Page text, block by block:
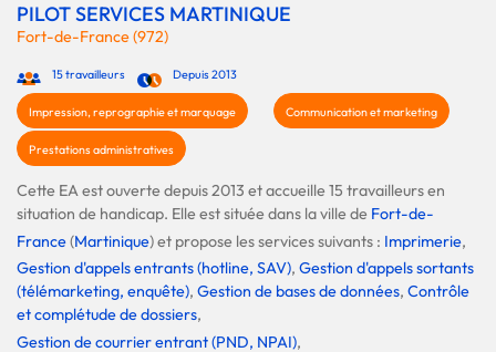
PILOT SERVICES MARTINIQUE
Fort-de-France (972)
15 travailleurs Depuis 2013
Impression, reprographie et marquage Communication et marketing
Prestations administratives
Cette EA est ouverte depuis 2013 et accueille 15 travailleurs en
situation de handicap. Elle est située dans la ville de Fort-de-
France(Martinique) et propose les services suivants : Imprimerie,
Gestion d'appels entrants (hotline, SAV), Gestion d'appels sortants
(télémarketing, enquête), Gestion de bases de données, Contrôle
et complétude de dossiers,
Gestion de courrier entrant (PND, NPAI),